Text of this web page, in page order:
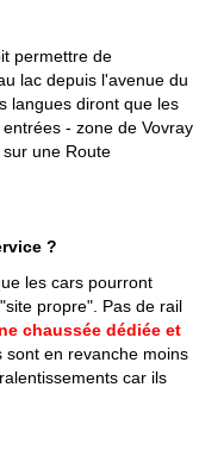
permettre de
lac depuis l'avenue du
langues diront que les
entrées - zone de Vovray
une Route
?
les cars pourront
propre". Pas de rail
chaussée dédiée et
sont en revanche moins
car ils